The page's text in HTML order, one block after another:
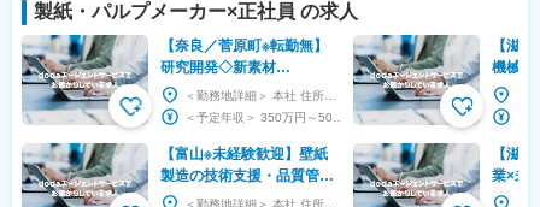
製紙・パルプメーカー×正社員 の求人
【奈良／菅原町※転勤無】
研究開発◇新素材
「kamimol」／紙の可能性
を広げる新事業／年休128
【富山※未経験歓迎】壁紙
製造の技術支援・品質管理
◆東リグループで安定◎／
【滋
機械操
｜ラ
ター／
【滋
業×未
業用